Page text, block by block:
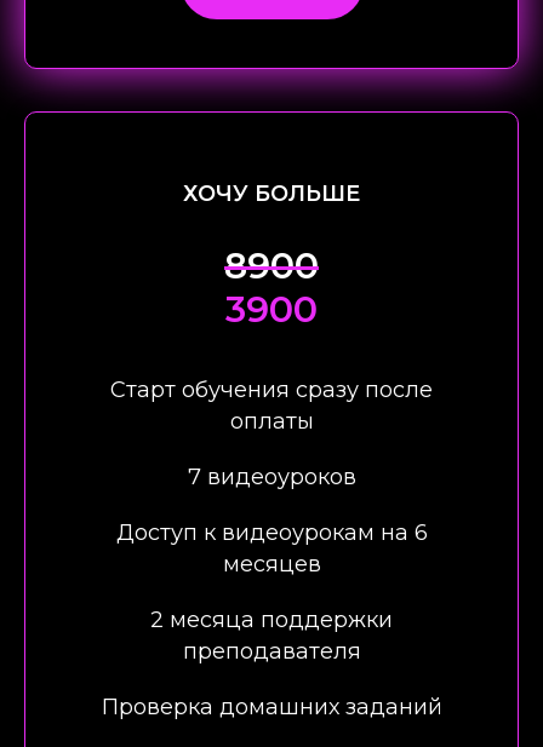
ХОЧУ БОЛЬШЕ
8900
3900
Старт обучения сразу после
оплаты
7 видеоуроков
Доступ к видеоурокам на 6
месяцев
2 месяца поддержки
преподавателя
Проверка домашних заданий